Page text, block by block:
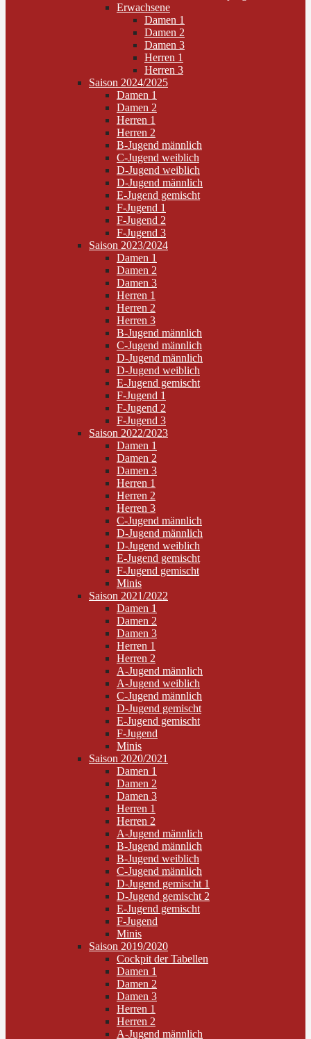
Erwachsene
Damen 1
Damen 2
Damen 3
Herren 1
Herren 3
Saison 2024/2025
Damen 1
Damen 2
Herren 1
Herren 2
B-Jugend männlich
C-Jugend weiblich
D-Jugend weiblich
D-Jugend männlich
E-Jugend gemischt
F-Jugend 1
F-Jugend 2
F-Jugend 3
Saison 2023/2024
Damen 1
Damen 2
Damen 3
Herren 1
Herren 2
Herren 3
B-Jugend männlich
C-Jugend männlich
D-Jugend männlich
D-Jugend weiblich
E-Jugend gemischt
F-Jugend 1
F-Jugend 2
F-Jugend 3
Saison 2022/2023
Damen 1
Damen 2
Damen 3
Herren 1
Herren 2
Herren 3
C-Jugend männlich
D-Jugend männlich
D-Jugend weiblich
E-Jugend gemischt
F-Jugend gemischt
Minis
Saison 2021/2022
Damen 1
Damen 2
Damen 3
Herren 1
Herren 2
A-Jugend männlich
A-Jugend weiblich
C-Jugend männlich
D-Jugend gemischt
E-Jugend gemischt
F-Jugend
Minis
Saison 2020/2021
Damen 1
Damen 2
Damen 3
Herren 1
Herren 2
A-Jugend männlich
B-Jugend männlich
B-Jugend weiblich
C-Jugend männlich
D-Jugend gemischt 1
D-Jugend gemischt 2
E-Jugend gemischt
F-Jugend
Minis
Saison 2019/2020
Cockpit der Tabellen
Damen 1
Damen 2
Damen 3
Herren 1
Herren 2
A-Jugend männlich